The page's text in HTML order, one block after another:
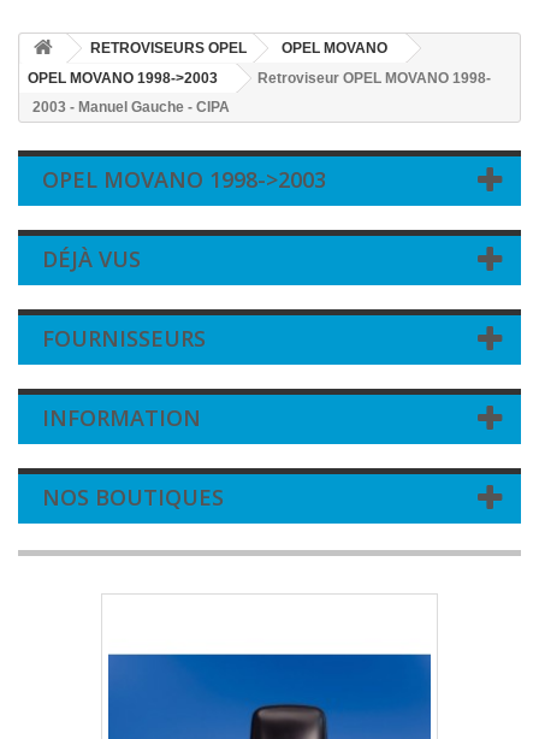
RETROVISEURS OPEL
OPEL MOVANO
OPEL MOVANO 1998->2003
Retroviseur OPEL MOVANO 1998-
2003 - Manuel Gauche - CIPA
OPEL MOVANO 1998->2003
DÉJÀ VUS
FOURNISSEURS
INFORMATION
NOS BOUTIQUES